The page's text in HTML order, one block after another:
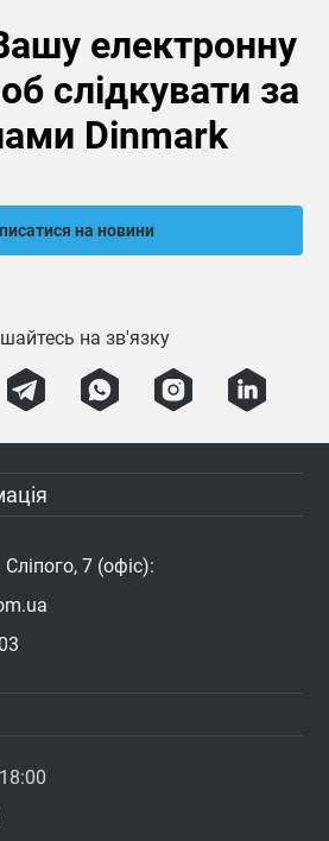
електронну
слідкувати за
Dinmark
на новини
на зв'язку
7 (офіс):